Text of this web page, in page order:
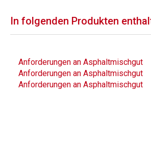
In folgenden Produkten
Anforderungen an Asphaltmischgut
Anforderungen an Asphaltmischgut
Anforderungen an Asphaltmischgut